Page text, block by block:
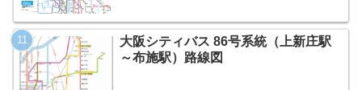
大阪シティバス 86号系統（上新庄駅
～布施駅）路線図